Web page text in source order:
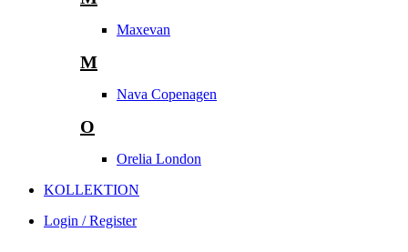
Maxevan
M
Nava Copenagen
O
Orelia London
KOLLEKTION
Login / Register